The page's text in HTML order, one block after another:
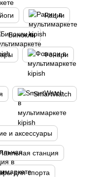
Рации
Бинокли
Фонари
SmartWatch
и аксессуары
станция
для спорта